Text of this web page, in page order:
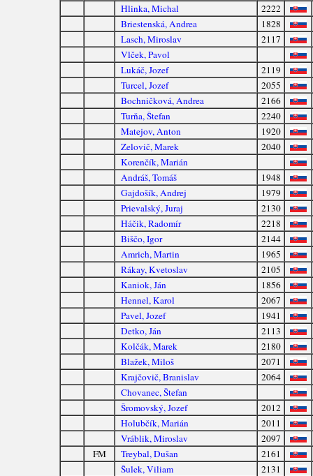
Hlinka, Michal
2222
Briestenská, Andrea
1828
Lasch, Miroslav
2117
Vlček, Pavol
Lukáč, Jozef
2119
Turcel, Jozef
2055
Bochničková, Andrea
2166
Turňa, Štefan
2240
Matejov, Anton
1920
Zelovič, Marek
2040
Korenčík, Marián
Andráš, Tomáš
1948
Gajdošík, Andrej
1979
Prievalský, Juraj
2130
Háčik, Radomír
2218
Biščo, Igor
2144
Amrich, Martin
1965
Rákay, Kvetoslav
2105
Kaniok, Ján
1856
Hennel, Karol
2067
Pavel, Jozef
1941
Detko, Ján
2113
Kolčák, Marek
2180
Blažek, Miloš
2071
Krajčovič, Branislav
2064
Chovanec, Štefan
Šromovský, Jozef
2012
Holubčík, Marián
2011
Vráblik, Miroslav
2097
FM
Treybal, Dušan
2161
Šulek, Viliam
2131